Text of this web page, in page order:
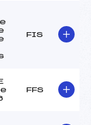
FIS
FFS